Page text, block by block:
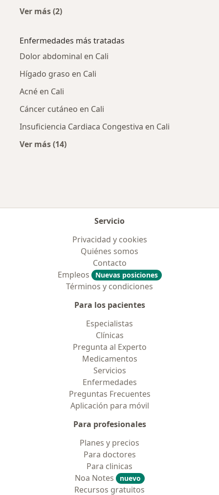
Ver más (2)
Enfermedades más tratadas
Dolor abdominal en Cali
Hígado graso en Cali
Acné en Cali
Cáncer cutáneo en Cali
Insuficiencia Cardiaca Congestiva en Cali
Ver más (14)
Servicio
Privacidad y cookies
Quiénes somos
Contacto
Empleos
Nuevas posiciones
Términos y condiciones
Para los pacientes
Especialistas
Clínicas
Pregunta al Experto
Medicamentos
Servicios
Enfermedades
Preguntas Frecuentes
Aplicación para móvil
Para profesionales
Planes y precios
Para doctores
Para clinicas
Noa Notes
nuevo
Recursos gratuitos